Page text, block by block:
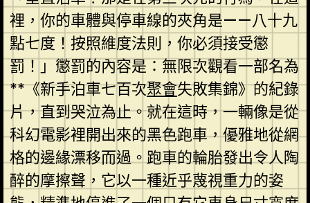
裡，你的車體與停車線的夾角是——八十九
點七度！按照維度法則，你必須接受懲
罰！」懲罰的內容是：無限次觀看一部名為
**《新手泊車七百次聚會失敗集錦》的紀錄
片，直到哭泣為止。就在這時，一輛像是從
科幻電影裡開出來的黑色跑車，優雅地從網
格的邊緣漂移而過。跑車的輪胎發出令人陶
醉的摩擦聲，它以一種近乎蔑視重力的姿